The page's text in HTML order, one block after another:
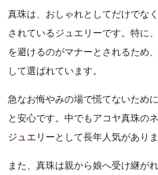
真珠は、おしゃれとしてだけでな
されているジュエリーです。特に
を避けるのがマナーとされるため
して選ばれています。
急なお悔やみの場で慌てないため
と安心です。中でもアコヤ真珠の
ジュエリーとして長年人気がありま
また、真珠は親から娘へ受け継が